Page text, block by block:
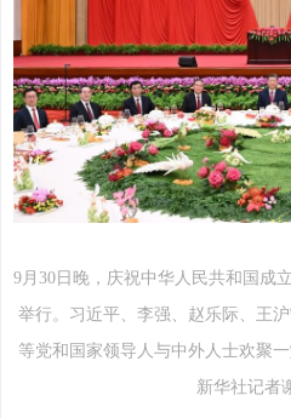
9月30日晚，庆祝中华人民共和国成
举行。习近平、李强、赵乐际、王
等党和国家领导人与中外人士欢聚
新华社记者